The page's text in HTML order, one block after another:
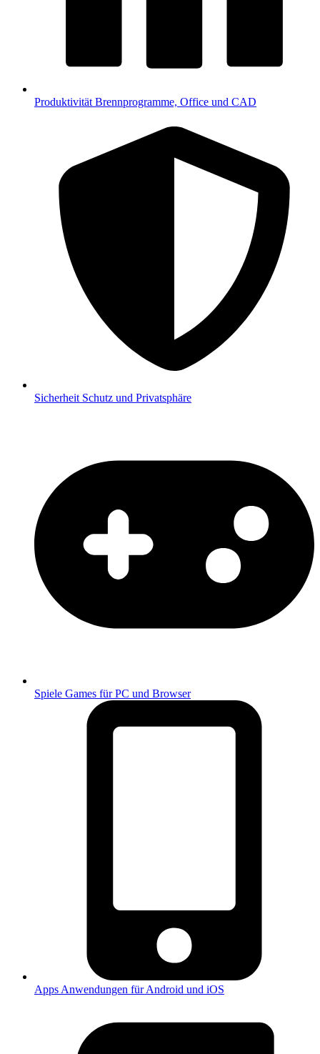
Produktivität Brennprogramme, Office und CAD
Sicherheit Schutz und Privatsphäre
Spiele Games für PC und Browser
Apps Anwendungen für Android und iOS